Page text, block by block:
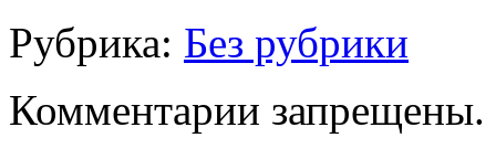
Рубрика: Без рубрики
Комментарии запрещены.